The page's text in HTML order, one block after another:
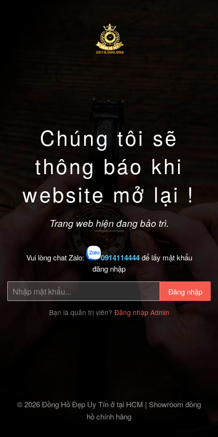
Chúng tôi sẽ
thông báo khi
website mở lại !
Trang web hiện đang bảo trì.
Vui lòng chat Zalo: 0914114444để lấy mật khẩu
đăng nhập
Đăng nhập
Bạn là quản trị viên? Đăng nhập Admin
© 2026 Đồng Hồ Đẹp Uy Tín ở tại HCM | Showroom đồng
hồ chính hãng‎